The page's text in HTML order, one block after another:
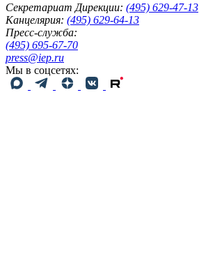
Секретариат Дирекции: (495) 629-47-13
Канцелярия: (495) 629-64-13
Пресс-служба:
(495) 695-67-70
press@iep.ru
Мы в соцсетях: